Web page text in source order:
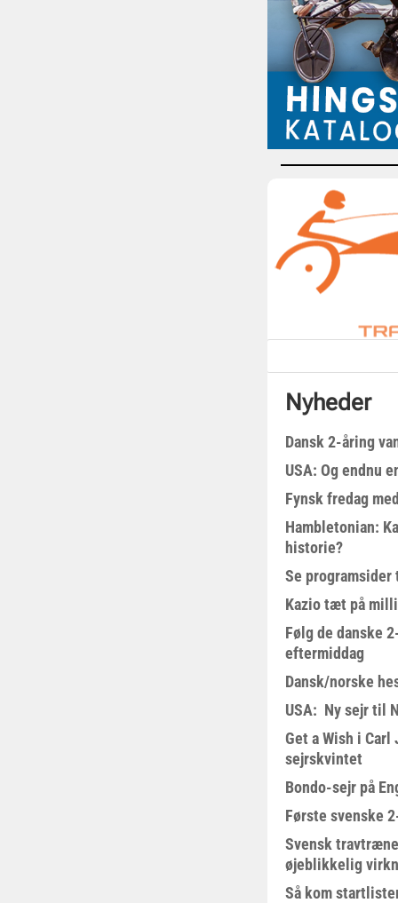
Nyheder
Dansk 2-åring
USA: Og endnu
Fynsk fredag
Hambletonian:
historie?
Se
Kazio tæt på
Følg de danske
eftermiddag
Dansk/norske
USA: Ny sejr til
Get a Wish i Carl
sejrskvintet
Bondo-sejr på
Første svenske
Svensk
øjeblikkelig
Så kom